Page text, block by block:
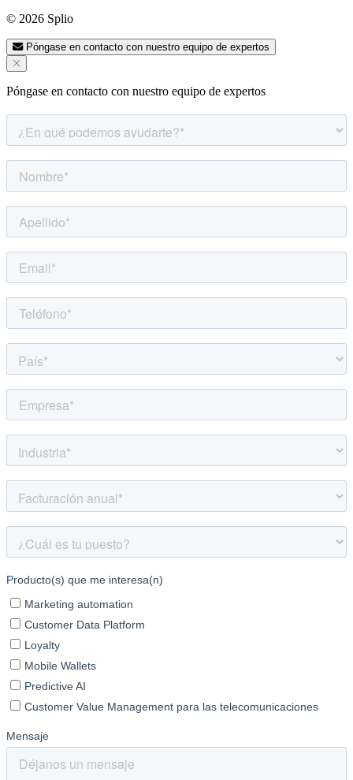
© 2026 Splio
Póngase en contacto con nuestro equipo de expertos
Póngase en contacto con nuestro equipo de expertos